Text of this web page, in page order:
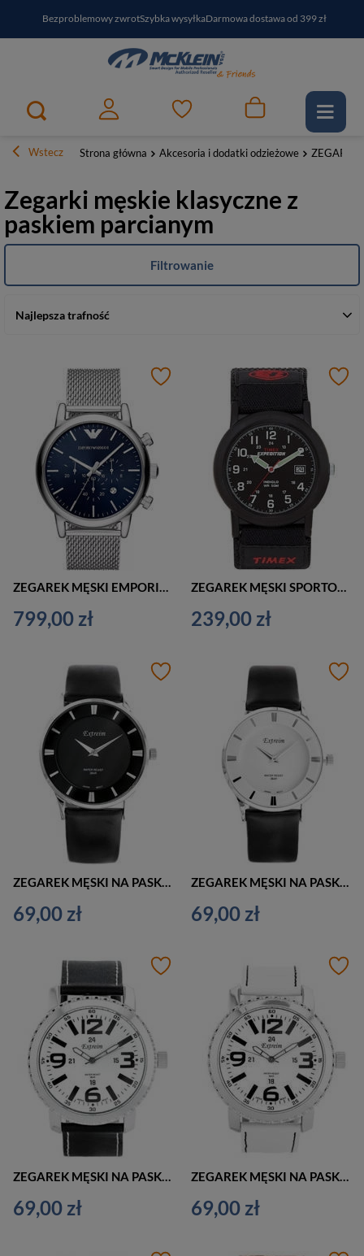
Bezproblemowy zwrotSzybka wysyłkaDarmowa dostawa od 399 zł
PayPo - kup i zapłać za30 dniZapisz się do newslettera i odbierz RABAT
Wstecz Strona główna Akcesoria i dodatki odzieżowe ZEGARKI
Zegarki męskie klasyczne z
paskiem parcianym
Najlepsza trafność
Filtrowanie
ZEGAREK MĘSKI EMPORIO ARMANI AR11470 - LUIGI (zi050b)
799,00 zł
ZEGAREK MĘSKI SPORTOWY TIMEX EXPEDITION CAMPER T40011 (zt123a)
239,00 zł
69,00 zł 69,00 zł
ZEGAREK MĘSKI NA PASKU CASUAL EXTREIM EXT-8814A-3A (zx091c)
69,00 zł
ZEGAREK MĘSKI NA PASKU CASUAL BIAŁY EXTREIM EXT-8814A-4A (zx091d)
69,00 zł